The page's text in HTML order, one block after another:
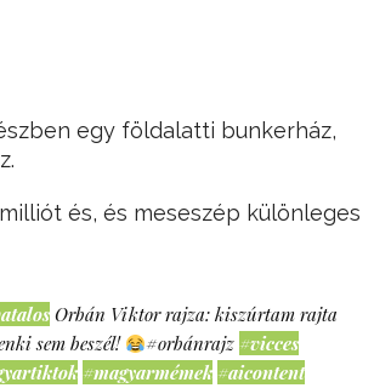
egy földalatti bunkerház,
és, és meseszép különleges
Orbán Viktor rajza: kiszúrtam rajta
sem beszél!
#orbánrajz #vicces
#magyarmémek #aicontent